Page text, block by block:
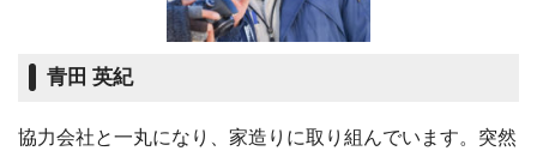
青田 英紀
協力会社と一丸になり、家造りに取り組んでいます。突然